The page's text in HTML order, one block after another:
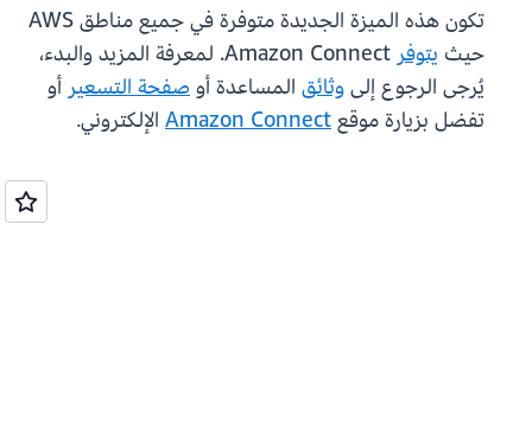
تكون هذه الميزة الجديدة متوفرة في جميع مناطق AWS
حيث يتوفر
Amazon Connect. لمعرفة المزيد والبدء،
يُرجى الرجوع إلىوثائق المساعدة أو صفحة التسعير أو
تفضل بزيارة موقعAmazon Connect الإلكتروني.